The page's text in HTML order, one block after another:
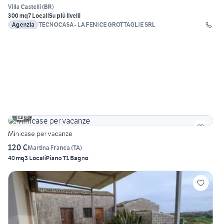
Villa Castelli(BR)
300 mq7 LocaliSu più livelli
Agenzia TECNOCASA - LA FENICE GROTTAGLIE SRL
6
Minicase per vacanze
120 €Martina Franca (TA)
40 mq3 LocaliPiano T1 Bagno